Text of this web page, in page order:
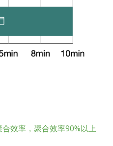
效率，聚合效率90%以上